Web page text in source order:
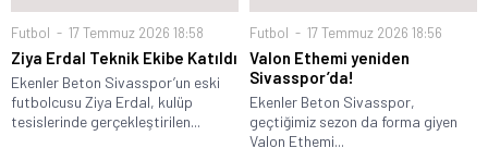
Futbol 17 Temmuz 2026 18:58
Ziya Erdal Teknik Ekibe Katıldı
Ekenler Beton Sivasspor’un eski
futbolcusu Ziya Erdal, kulüp
tesislerinde gerçekleştirilen...
Futbol 17 Temmuz 2026 18:56
Valon Ethemi yeniden
Sivasspor’da!
Ekenler Beton Sivasspor,
geçtiğimiz sezon da forma giyen
Valon Ethemi...